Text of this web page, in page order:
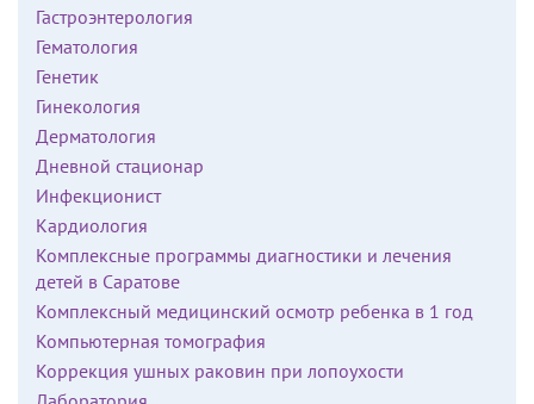
Гастроэнтерология
Гематология
Генетик
Гинекология
Дерматология
Дневной стационар
Инфекционист
Кардиология
Комплексные программы диагностики и лечения
детей в Саратове
Комплексный медицинский осмотр ребенка в 1 год
Компьютерная томография
Коррекция ушных раковин при лопоухости